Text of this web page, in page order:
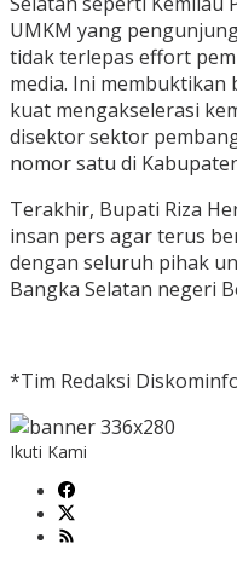
UMKM yang
tidak terlepas effort
media. Ini membuktikan
kuat mengakselerasi
disektor sektor
nomor satu di
Terakhir, Bupati Riza
insan pers agar terus
dengan seluruh pihak
Bangka Selatan negeri
*Tim Redaksi
Ikuti Kami